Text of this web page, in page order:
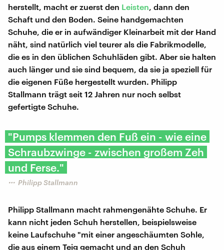
herstellt, macht er zuerst den Leisten , dann den
Schaft und den Boden. Seine handgemachten
Schuhe, die er in aufwändiger Kleinarbeit mit der Hand
näht, sind natürlich viel teurer als die Fabrikmodelle,
die es in den üblichen Schuhläden gibt. Aber sie halten
auch länger und sie sind bequem, da sie ja speziell für
die eigenen Füße hergestellt wurden. Philipp
Stallmann trägt seit 12 Jahren nur noch selbst
gefertigte Schuhe.
"Pumps klemmen den Fuß ein - wie eine
Schraubzwinge - zwischen großem Zeh
und Ferse."
Philipp Stallmann
Philipp Stallmann macht rahmengenähte Schuhe. Er
kann nicht jeden Schuh herstellen, beispielsweise
keine Laufschuhe "mit einer angeschäumten Sohle,
die aus einem Teig gemacht und an den Schuh